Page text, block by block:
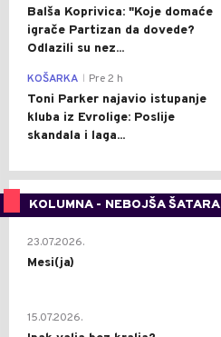
Balša Koprivica: "Koje domaće
igrače Partizan da dovede?
Odlazili su nez...
KOŠARKA Pre 2 h
Toni Parker najavio istupanje
kluba iz Evrolige: Poslije
skandala i laga...
KOLUMNA - NEBOJŠA ŠATARA
23.07.2026.
Mesi(ja)
15.07.2026.